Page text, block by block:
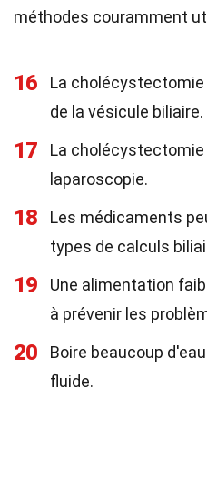
méthodes couramment
16
La
de la vésicule biliaire.
17
La
laparoscopie.
18
Les médicaments
types de calculs
19
Une alimentation
à prévenir les
20
Boire beaucoup
fluide.